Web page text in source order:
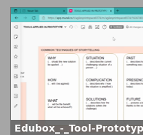
Edubox_-_Tool-